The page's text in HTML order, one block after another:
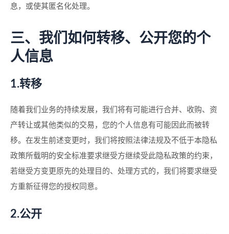
息，或使其匿名化处理。
三、我们如何转移、公开您的个
人信息
1.转移
随着我们业务的持续发展，我们将有可能进行合并、收购、资
产转让或其他类似的交易，您的个人信息有可能因此而被转
移。在发生前述变更时，我们将按照法律法规及不低于本隐私
政策所载明的安全标准要求继受方继续受此隐私政策的约束，
若继受方变更原先的处理目的、处理方式的，我们将要求继受
方重新征得您的授权同意。
2.公开